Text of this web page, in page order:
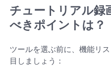
チュートリアル録
べきポイントは？
ツールを選ぶ前に、機能リ
目しましょう：